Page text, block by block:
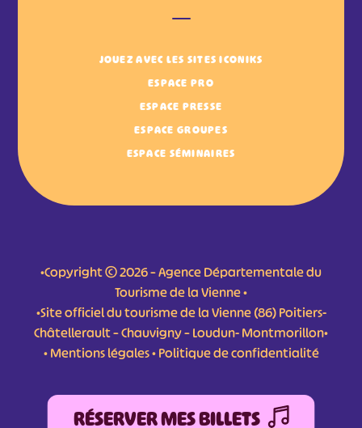
JOUEZ AVEC LES SITES ICONIKS
ESPACE PRO
ESPACE PRESSE
ESPACE GROUPES
ESPACE SÉMINAIRES
•Copyright © 2026 – Agence Départementale du
Tourisme de la Vienne •
•Site officiel du tourisme de la Vienne (86) Poitiers-
Châtellerault – Chauvigny – Loudun- Montmorillon•
•Mentions légales•Politique de confidentialité
RÉSERVER MES BILLETS